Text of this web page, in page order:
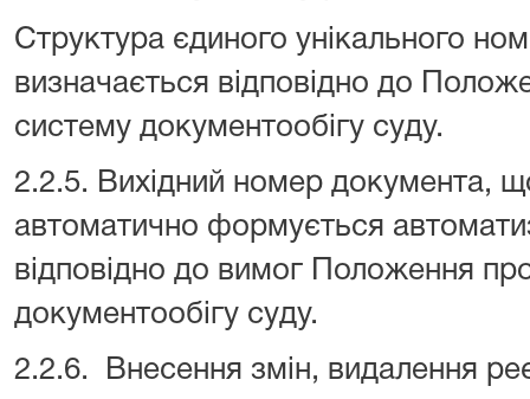
Структура єдиного унікального
визначається відповідно до
систему документообігу суду.
2.2.5. Вихідний номер документа,
автоматично формується
відповідно до вимог Положення
документообігу суду.
2.2.6. Внесення змін, видалення